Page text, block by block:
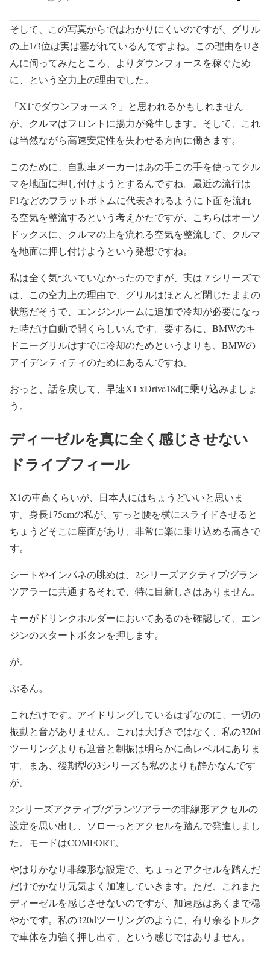
そして、この写真からではわかりにくいのですが、グリル
の上1/3位は実は塞がれているんですよね。この理由をUさ
んに伺ってみたところ、よりダウンフォースを稼ぐため
に、という空力上の理由でした。
「X1でダウンフォース？」と思われるかもしれません
が、クルマはフロントに揚力が発生します。そして、これ
は当然ながら高速安定性を失わせる方向に働きます。
このために、自動車メーカーはあの手この手を使ってクル
マを地面に押し付けようとするんですね。最近の流行は
F1などのフラットボトムに代表されるように下面を流れ
る空気を整流するという考えかたですが、こちらはオーソ
ドックスに、クルマの上を流れる空気を整流して、クルマ
を地面に押し付けようという発想ですね。
私は全く気づいていなかったのですが、実は７シリーズで
は、この空力上の理由で、グリルはほとんど閉じたままの
状態だそうで、エンジンルームに追加で冷却が必要になっ
た時だけ自動で開くらしいんです。要するに、BMWのキ
ドニーグリルはすでに冷却のためというよりも、BMWの
アイデンティティのためにあるんですね。
おっと、話を戻して、早速X1 xDrive18dに乗り込みましょ
う。
ディーゼルを真に全く感じさせない
ドライブフィール
X1の車高くらいが、日本人にはちょうどいいと思いま
す。身長175cmの私が、すっと腰を横にスライドさせると
ちょうどそこに座面があり、非常に楽に乗り込める高さで
す。
シートやインパネの眺めは、2シリーズアクティブ/グラン
ツアラーに共通するそれで、特に目新しさはありません。
キーがドリンクホルダーにおいてあるのを確認して、エン
ジンのスタートボタンを押します。
が。
ぷるん。
これだけです。アイドリングしているはずなのに、一切の
振動と音がありません。これは大げさではなく、私の320d
ツーリングよりも遮音と制振は明らかに高レベルにありま
す。まあ、後期型の3シリーズも私のよりも静かなんです
が。
2シリーズアクティブ/グランツアラーの非線形アクセルの
設定を思い出し、ソローっとアクセルを踏んで発進しまし
た。モードはCOMFORT。
やはりかなり非線形な設定で、ちょっとアクセルを踏んだ
だけでかなり元気よく加速していきます。ただ、これまた
ディーゼルを感じさせないのですが、加速感はあくまで穏
やかです。私の320dツーリングのように、有り余るトルク
で車体を力強く押し出す、という感じではありません。